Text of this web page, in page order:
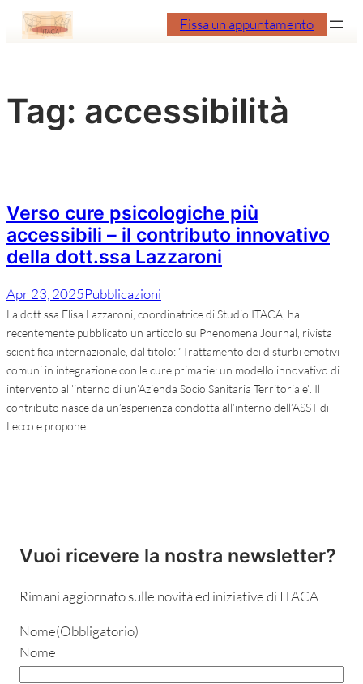
Fissa un appuntamento
Tag: accessibilità
Verso cure psicologiche più
accessibili – il contributo innovativo
della dott.ssa Lazzaroni
Apr 23, 2025Pubblicazioni
La dott.ssa Elisa Lazzaroni, coordinatrice di Studio ITACA, ha
recentemente pubblicato un articolo su Phenomena Journal, rivista
scientifica internazionale, dal titolo: “Trattamento dei disturbi emotivi
comuni in integrazione con le cure primarie: un modello innovativo di
intervento all’interno di un’Azienda Socio Sanitaria Territoriale”. Il
contributo nasce da un’esperienza condotta all’interno dell’ASST di
Lecco e propone…
Vuoi ricevere la nostra newsletter?
Rimani aggiornato sulle novità ed iniziative di ITACA
Nome(Obbligatorio)
Nome